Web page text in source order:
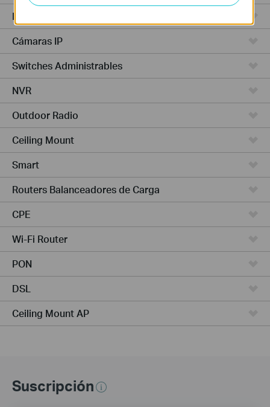
Integrated Gateways
Cámaras IP
Switches Administrables
NVR
Outdoor Radio
Ceiling Mount
Smart
Routers Balanceadores de Carga
CPE
Wi-Fi Router
PON
DSL
Ceiling Mount AP
Suscripción